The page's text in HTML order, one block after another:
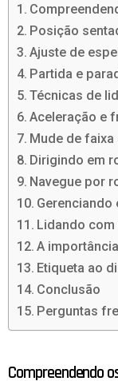
Posição
Ajuste de
Partida e
Técnicas de
Aceleração e
Mude de faixa
Dirigindo em
Navegue por
Lidando
A
Etiqueta ao
Conclusão
Perguntas
Compreendendo